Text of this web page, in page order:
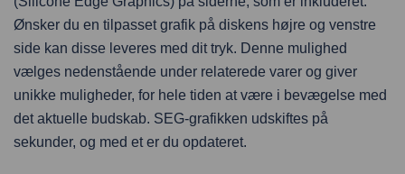
Ønsker du en tilpasset grafik på diskens højre og venstre
side kan disse leveres med dit tryk. Denne mulighed
vælges nedenstående under relaterede varer og giver
unikke muligheder, for hele tiden at være i bevægelse med
det aktuelle budskab. SEG-grafikken udskiftes på
sekunder, og med et er du opdateret.